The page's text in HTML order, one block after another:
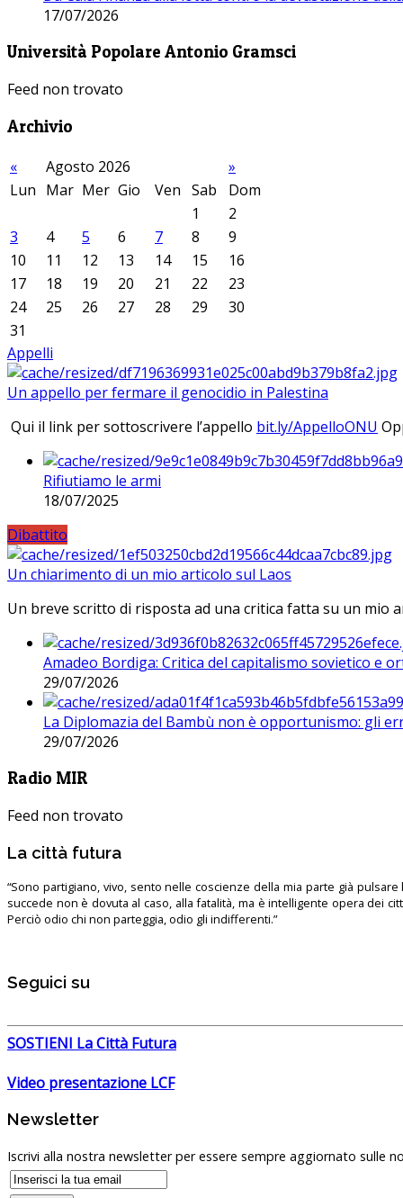
17/07/2026
Università Popolare Antonio Gramsci
Feed non trovato
Archivio
« Agosto 2026
»
Lun Mar Mer Gio Ven Sab
Dom
1
2
3
4 5 6 7 8
9
10
11 12 13 14 15
16
17
18 19 20 21 22
23
24
25 26 27 28 29
30
31
Appelli
Un appello per fermare il genocidio in Palestina
Qui il link per sottoscrivere l’appello bit.ly/AppelloONU
Rifiutiamo le armi
18/07/2025
Dibattito
Un chiarimento di un mio articolo sul Laos
Un breve scritto di risposta ad una critica fatta su un mio
Amadeo Bordiga: Critica del capitalismo sovietico e
29/07/2026
La Diplomazia del Bambù non è opportunismo: gli
29/07/2026
Radio MIR
Feed non trovato
La città futura
“Sono partigiano, vivo, sento nelle coscienze della mia parte già pulsare
succede non è dovuta al caso, alla fatalità, ma è intelligente opera dei
Perciò odio chi non parteggia, odio gli indifferenti.”
Seguici su
SOSTIENI La Città Futura
Video presentazione LCF
Newsletter
Iscrivi alla nostra newsletter per essere sempre aggiornato sulle